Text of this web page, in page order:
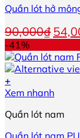
trang
sản
phẩm
nhiều
biến
thể.
Các
tùy
chọn
có
thể
được
chọn
trên
Quần lót hở
90,000₫ Giá
gốc
là:
-41%
+
Sản
này
Xem nhanh
Quần lót nam